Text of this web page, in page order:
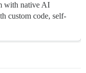
with native AI
custom code, self-